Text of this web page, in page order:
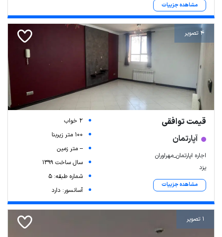
مشاهده جزییات
4 تصویر
قیمت توافقی
آپارتمان
اجاره اپارتمان_مهراوران
یزد
مشاهده جزییات
2 خواب
100 متر زیربنا
-- متر زمین
سال ساخت 1399
شماره طبقه: 5
آسانسور: دارد
1 تصویر